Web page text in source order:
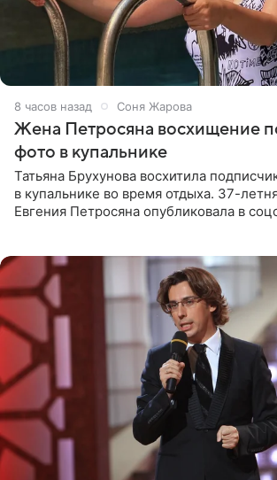
8 часов назад Соня Жарова
Жена Петросяна восхищение
фото в купальнике
Татьяна Брухунова восхитила
в купальнике во время отдыха. 37-
Евгения Петросяна опубликовала в